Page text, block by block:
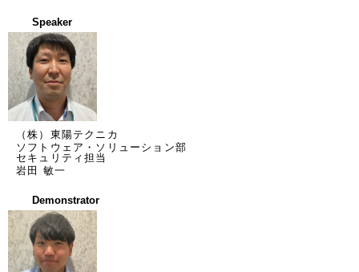
Speaker
（株）東陽テクニカ
ソフトウェア・ソリューション部
セキュリティ担当
岩田 敏一
Demonstrator